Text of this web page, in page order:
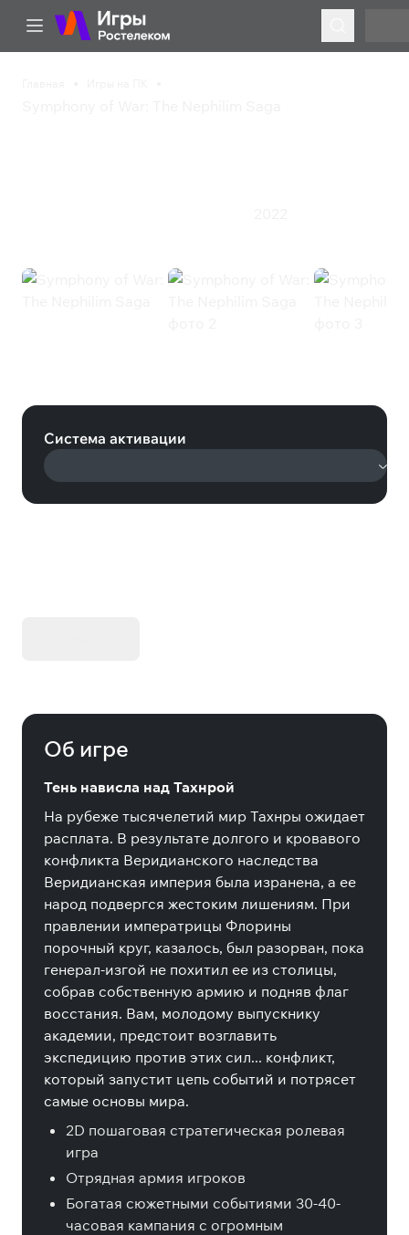
Система активации
Об игре
Тень нависла над Тахнрой
На рубеже тысячелетий мир Тахнры ожидает
расплата. В результате долгого и кровавого
конфликта Веридианского наследства
Веридианская империя была изранена, а ее
народ подвергся жестоким лишениям. При
правлении императрицы Флорины
порочный круг, казалось, был разорван, пока
генерал-изгой не похитил ее из столицы,
собрав собственную армию и подняв флаг
восстания. Вам, молодому выпускнику
академии, предстоит возглавить
экспедицию против этих сил... конфликт,
который запустит цепь событий и потрясет
самые основы мира.
2D пошаговая стратегическая ролевая
игра
Отрядная армия игроков
Богатая сюжетными событиями 30-40-
часовая кампания с огромным